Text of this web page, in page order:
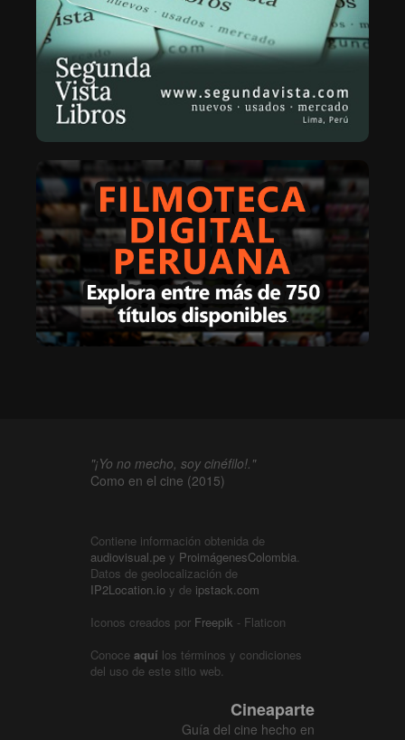
"¡Yo no mecho, soy cinéfilo!."
Como en el cine (2015)
Contiene información obtenida de
audiovisual.pe y ProimágenesColombia.
Datos de geolocalización de
IP2Location.io y de ipstack.com
Iconos creados por Freepik - Flaticon
Conoce aquí los términos y condiciones
del uso de este sitio web.
Cineaparte
Guía del cine hecho en